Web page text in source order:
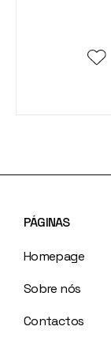
PÁGINAS
Homepage
Sobre nós
Contactos